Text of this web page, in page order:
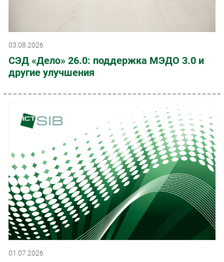
03.08.2026
СЭД «Дело» 26.0: поддержка МЭДО 3.0 и
другие улучшения
01.07.2026